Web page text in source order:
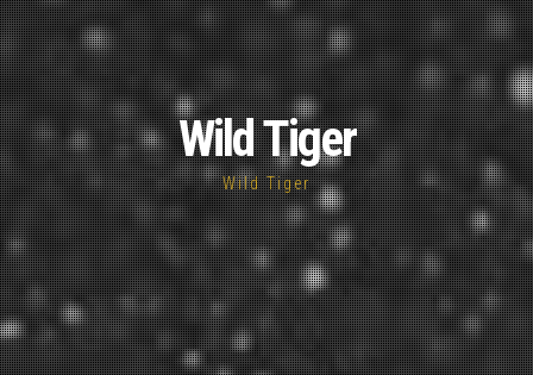
Wild Tiger
Wild Tiger